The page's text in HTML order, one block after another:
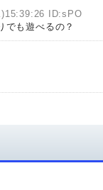
ID:sPO
でも遊べるの？